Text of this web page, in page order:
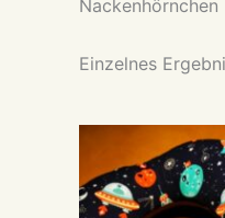
Nackenhörnchen
Einzelnes